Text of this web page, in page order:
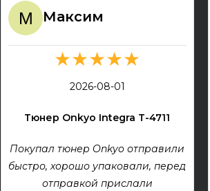
Максим
★★★★★
2026-08-01
Тюнер Onkyo Integra T-4711
Покупал тюнер Onkyo отправили
быстро, хорошо упаковали, перед
отправкой прислали